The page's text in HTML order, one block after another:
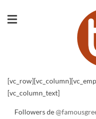
[vc_column_text]
Followers de